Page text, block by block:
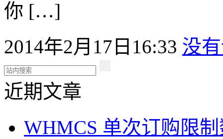
你 […]
2014年2月17日16:33 没
近期文章
WHMCS 单次订购限